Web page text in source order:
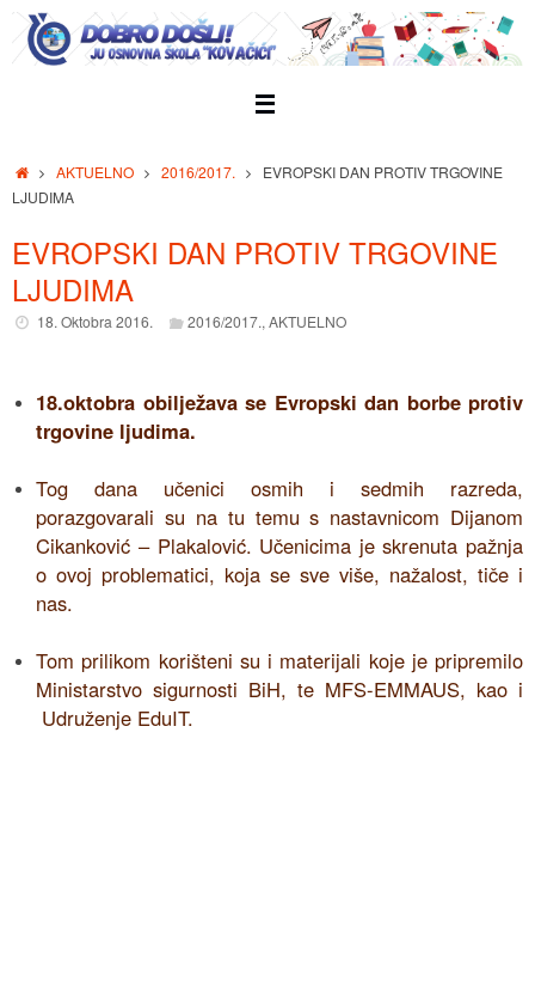
Skip
content
HomeAKTUELNO 2016/2017.
EVROPSKI DAN PROTIV TRGOVINE
LJUDIMA
EVROPSKI DAN PROTIV TRGOVINE
LJUDIMA
18. Oktobra 2016. 2016/2017.,AKTUELNO
18.oktobra obilježava se Evropski dan borbe protiv
trgovine ljudima.
Tog dana učenici osmih i sedmih razreda,
porazgovarali su na tu temu s nastavnicom Dijanom
Cikanković – Plakalović. Učenicima je skrenuta pažnja
o ovoj problematici, koja se sve više, nažalost, tiče i
nas.
Tom prilikom korišteni su i materijali koje je pripremilo
Ministarstvo sigurnosti BiH, te MFS-EMMAUS, kao i
Udruženje EduIT.